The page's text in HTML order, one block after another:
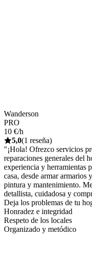
Wanderson
PRO
10 €/h
5,0(1 reseña)
"¡Hola! Ofrezco servicios
reparaciones generales del
experiencia y herramientas
casa, desde armar armarios
pintura y mantenimiento.
detallista, cuidadosa y
Deja los problemas de tu
Honradez e integridad
Respeto de los locales
Organizado y metódico